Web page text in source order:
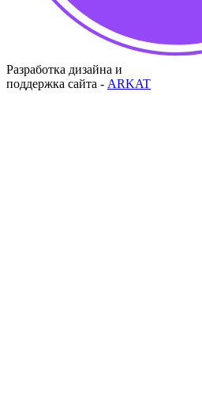
Разработка дизайна и
поддержка сайта - ARKAT